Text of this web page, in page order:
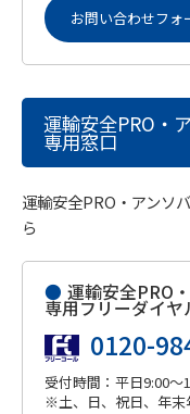
お問い合わせフォ
運輸安全PRO・
専用窓口
運輸安全PRO・アンソ
ら
● 運輸安全PRO
専用フリーダイヤ
0120-
受付時間：平日9:00～
※土、日、祝日、年末